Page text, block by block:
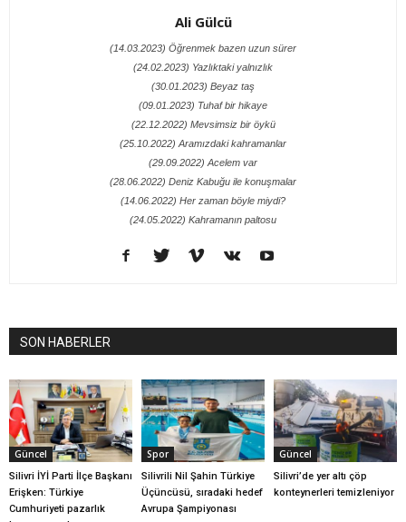
Ali Gülcü
(14.03.2023) Öğrenmek bazen uzun sürer
(24.02.2023) Yazlıktaki yalnızlık
(30.01.2023) Beyaz taş
(09.01.2023) Tuhaf bir hikaye
(22.12.2022) Mevsimsiz bir öykü
(25.10.2022) Aramızdaki kahramanlar
(29.09.2022) Acelem var
(28.06.2022) Deniz Kabuğu ile konuşmalar
(14.06.2022) Her zaman böyle miydi?
(24.05.2022) Kahramanın paltosu
SON HABERLER
Güncel
Silivri İYİ Parti İlçe Başkanı
Erişken: Türkiye
Cumhuriyeti pazarlık
Spor
Silivrili Nil Şahin Türkiye
Üçüncüsü, sıradaki hedef
Avrupa Şampiyonası
Güncel
Silivri’de yer altı çöp
konteynerleri temizleniyor